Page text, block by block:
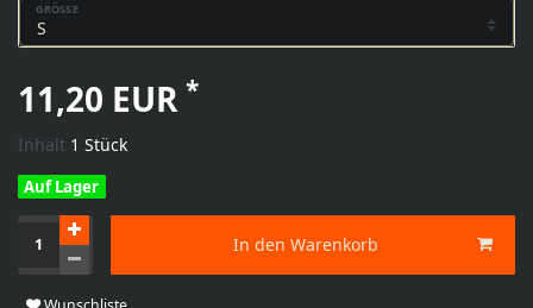
GRÖSSE
11,20 EUR *
Inhalt 1 Stück
Auf Lager
In den Warenkorb